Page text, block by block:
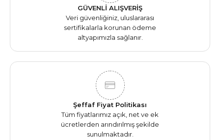
GÜVENLİ ALIŞVERİŞ
Veri güvenliğiniz, uluslararası
sertifikalarla korunan ödeme
altyapımızla sağlanır.
Şeffaf Fiyat Politikası
Tüm fiyatlarımız açık, net ve ek
ücretlerden arındırılmış şekilde
sunulmaktadır.